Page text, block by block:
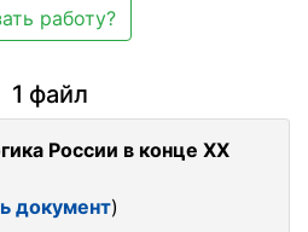
работу?
1 файл
России в конце XX
документ)